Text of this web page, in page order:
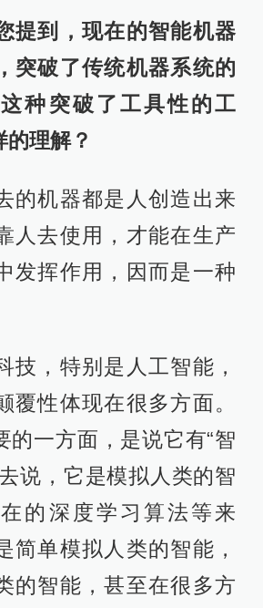
提到，现在的智能机器
突破了传统机器系统的
种突破了工具性的工
理解？
的机器都是人创造出来
人去使用，才能在生产
发挥作用，因而是一种
技，特别是人工智能，
覆性体现在很多方面。
的一方面，是说它有“智
说，它是模拟人类的智
的深度学习算法等来
简单模拟人类的智能，
的智能，甚至在很多方